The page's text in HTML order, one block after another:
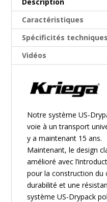
Caractéristiques
Spécificités techniques
Vidéos
Notre système US-
voie à un transport
y a maintenant 15 ans.
Maintenant, le design
amélioré avec
pour la construction du
durabilité et une
système US-Drypack